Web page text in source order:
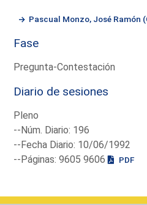
Pascual Monzo, José Ramón
Fase
Pregunta-Contestación
Diario de sesiones
Pleno
--Núm. Diario: 196
--Fecha Diario: 10/06/1992
--Páginas: 9605 9606
PDF